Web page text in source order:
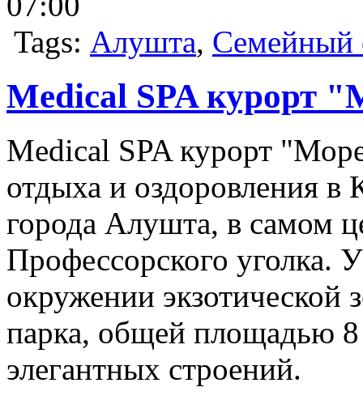
Tags: Алушта, Семейный
Medical SPA курорт
Medical SPA курорт
отдыха и оздоровления
города Алушта, в самом
Профессорского уголка.
окружении экзотической
парка, общей площадью 8
элегантных строений.